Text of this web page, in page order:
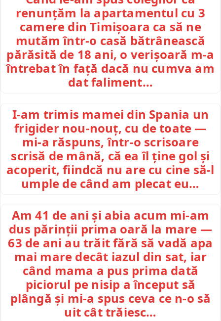
renunțăm la apartamentul cu 3
camere din Timișoara ca să ne
mutăm într-o casă bătrânească
părăsită de 18 ani, o verișoară m-a
întrebat în față dacă nu cumva am
dat faliment…
I-am trimis mamei din Spania un
frigider nou-nouț, cu de toate —
mi-a răspuns, într-o scrisoare
scrisă de mână, că ea îl ține gol și
acoperit, fiindcă nu are cu cine să-l
umple de când am plecat eu…
Am 41 de ani și abia acum mi-am
dus părinții prima oară la mare —
63 de ani au trăit fără să vadă apa
mai mare decât iazul din sat, iar
când mama a pus prima dată
piciorul pe nisip a început să
plângă și mi-a spus ceva ce n-o să
uit cât trăiesc…